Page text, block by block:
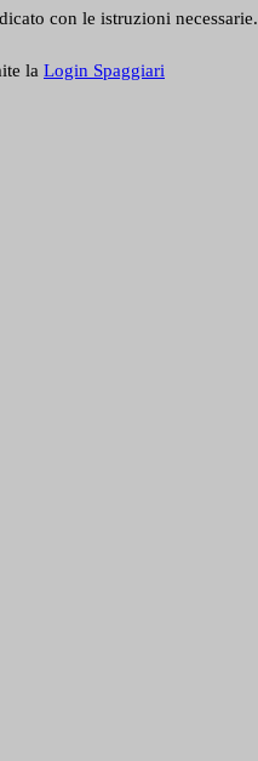
con le istruzioni necessarie.
la Login Spaggiari